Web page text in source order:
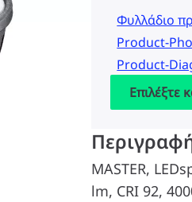
Φυλλάδιο
Product-
Product-
Επιλέξτε
MASTER,
lm, CRI 92,